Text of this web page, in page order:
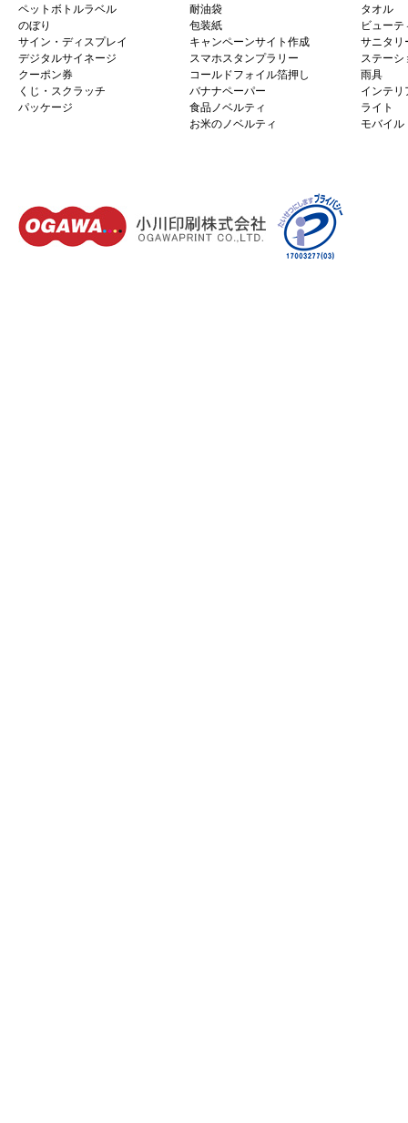
ペットボトルラベル
のぼり
サイン・ディスプレイ
デジタルサイネージ
クーポン券
くじ・スクラッチ
パッケージ
耐油袋
包装紙
キャンペーンサイト作成
スマホスタンプラリー
コールドフォイル箔押し
バナナペーパー
食品ノベルティ
お米のノベルティ
タオル
ビューテ
サニタリ
ステーシ
雨具
インテリ
ライト
モバイル